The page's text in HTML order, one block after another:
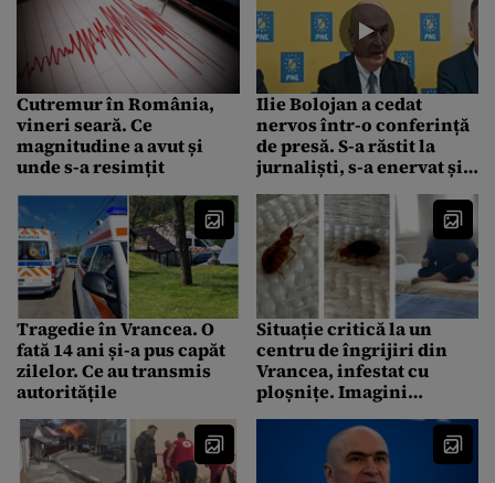
Cutremur în România,
vineri seară. Ce
magnitudine a avut și
unde s-a resimțit
Ilie Bolojan a cedat
nervos într-o conferință
de presă. S-a răstit la
jurnaliști, s-a enervat și
ridicat și a plecat
Tragedie în Vrancea. O
fată 14 ani și-a pus capăt
zilelor. Ce au transmis
autoritățile
Situație critică la un
centru de îngrijiri din
Vrancea, infestat cu
ploșnițe. Imagini
care se „plimbă” în voie
pe saltele